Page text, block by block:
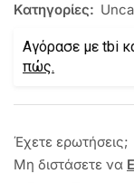
Κατηγορίες:
Αγόρασε με tbi
πώς.
Έχετε ερωτήσεις;
Μη διστάσετε να